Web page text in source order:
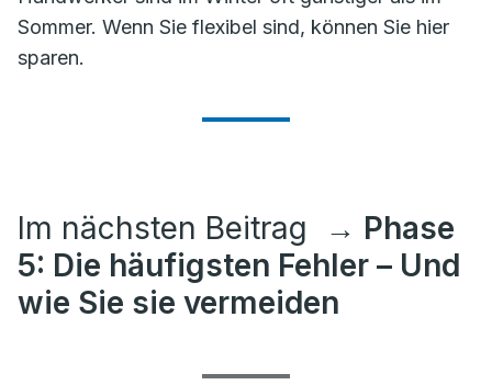
Sommer. Wenn Sie flexibel sind, können Sie hier
sparen.
Im nächsten Beitrag
→ Phase
5: Die häufigsten Fehler – Und
wie Sie sie vermeiden